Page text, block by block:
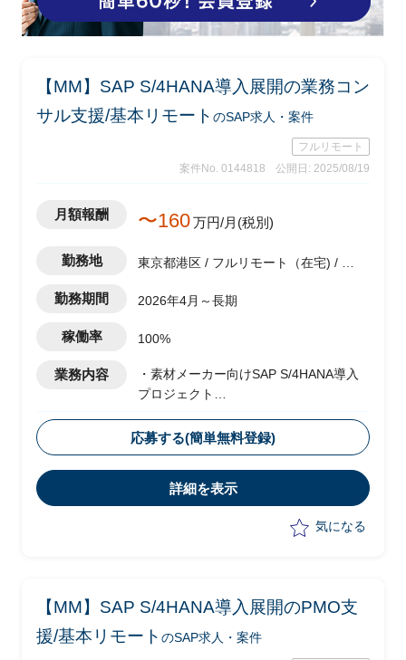
【MM】SAP S/4HANA導入展開の業務コン
サル支援/基本リモート のSAP求人・案件
フルリモート
案件No. 0144818
公開日: 2025/08/19
月額報酬 〜160万円/月(税別)
勤務地
東京都港区 / フルリモート（在宅) / 六
勤務期間 2026年4月～長期
稼働率 100%
業務内容
・素材メーカー向けSAP S/4HANA導入
プロジェクト
・全社統一の業務・システムを複数の工
場に一斉に導入及び展開
・生産原価領域のコンサルタントとして
以下業務を実施予定
向けたソリューションの策定
-システム導入展開計画の策定、実行
スケジュールの作成
応募する(簡単無料登録)
詳細を表示
気になる
【MM】SAP S/4HANA導入展開のPMO支
援/基本リモート のSAP求人・案件